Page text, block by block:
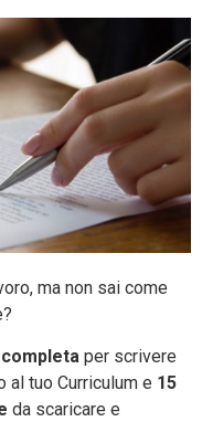
ma non sai come
per scrivere
al tuo Curriculum e 15
da scaricare e